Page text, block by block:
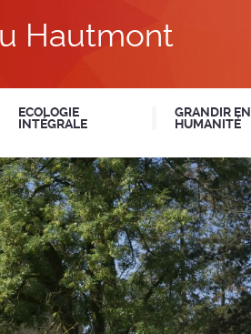
Hautmont
ECOLOGIE
INTÉGRALE
GRANDIR EN
HUMANITÉ